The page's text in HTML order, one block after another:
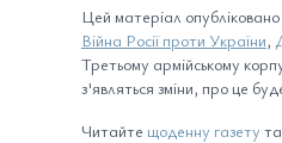
Цей матеріал
Війна Росії проти України,
Третьому армійському
з'являться зміни, про це
Читайте щоденну газету